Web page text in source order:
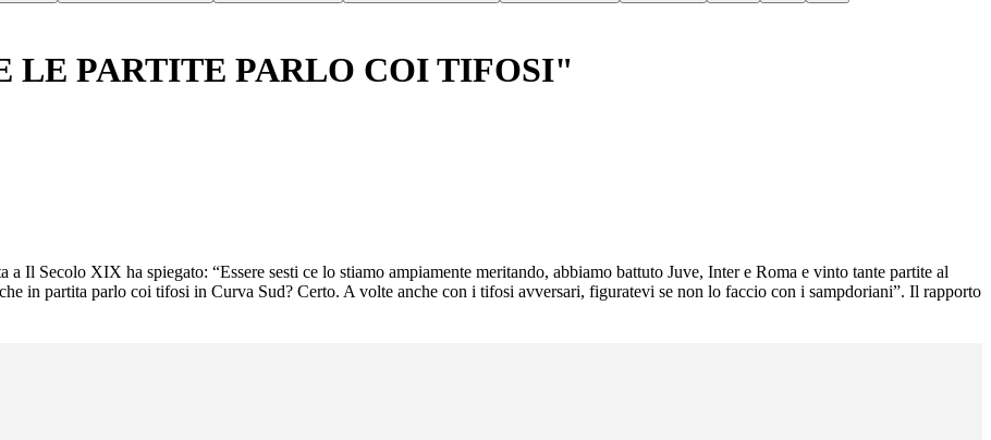
LE PARTITE PARLO COI TIFOSI"
Il Secolo XIX ha spiegato: “Essere sesti ce lo stiamo ampiamente meritando, abbiamo battuto Juve, Inter e Roma e vinto tante partite al
in partita parlo coi tifosi in Curva Sud? Certo. A volte anche con i tifosi avversari, figuratevi se non lo faccio con i sampdoriani”. Il rapporto